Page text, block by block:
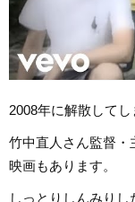
2008年に解散して
竹中直人さん監督・
映画もあります。
しっとりしんみり